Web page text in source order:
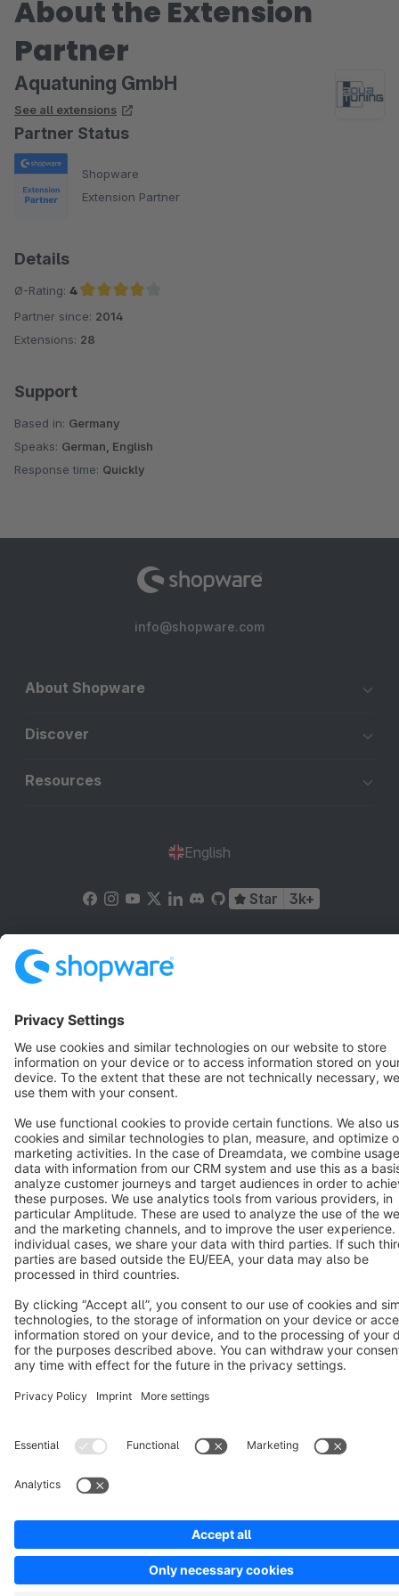
About the Extension
Partner
Aquatuning GmbH
See all extensions
Partner Status
Shopware
Extension Partner
Details
Ø-Rating: 4
Average rating of 4 out of 5 stars
Partner since: 2014
Extensions: 28
Support
Based in: Germany
Speaks: German, English
Response time: Quickly
info@shopware.com
About Shopware
Discover
Resources
English
Star 3k+
Terms & Conditions
Copyright © shopware AG - All rights reserved
Notice: * All prices are quoted net of the statutory value-added tax